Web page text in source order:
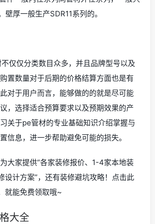
壁厚一般生产SDR11系列的。
仅仅分类数目众多，并且品牌型号以及
置数量对于后期的价格结算方面也是有
对于用户而言，能够做的的就是尽可能
，选择适合预算要求以及预期效果的产
关于pe管材的专业基础知识介绍掌握与
信息，进一步帮助避免可能的损失。
大家提供“各家装修报价、1-4家本地装
设计方案”，还有装修避坑攻略！点击此
就能免费领取哦~
大全